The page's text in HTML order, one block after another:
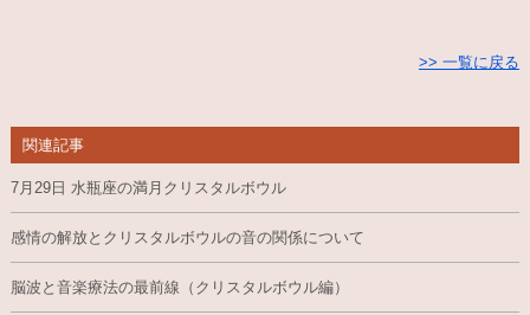
>> 一覧に戻る
関連記事
7月29日 水瓶座の満月クリスタルボウル
感情の解放とクリスタルボウルの音の関係について
脳波と音楽療法の最前線（クリスタルボウル編）